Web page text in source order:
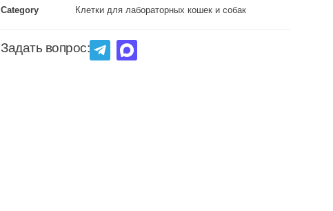
Category Клетки для лабораторных кошек и собак
Задать вопрос: